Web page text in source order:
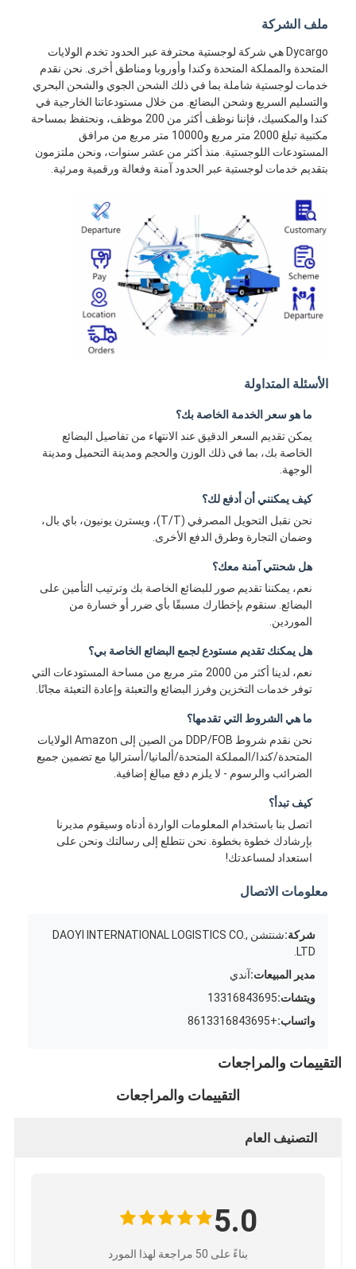
ملف الشركة
Dycargo هي شركة لوجستية محترفة عبر الحدود تخدم الولايات
المتحدة والمملكة المتحدة وكندا وأوروبا ومناطق أخرى. نحن نقدم
خدمات لوجستية شاملة بما في ذلك الشحن الجوي والشحن البحري
والتسليم السريع وشحن البضائع. من خلال مستودعاتنا الخارجية في
كندا والمكسيك، فإننا نوظف أكثر من 200 موظف، ونحتفظ بمساحة
مكتبية تبلغ 2000 متر مربع و10000 متر مربع من مرافق
المستودعات اللوجستية. منذ أكثر من عشر سنوات، ونحن ملتزمون
بتقديم خدمات لوجستية عبر الحدود آمنة وفعالة ورقمية ومرئية.
الأسئلة المتداولة
ما هو سعر الخدمة الخاصة بك؟
يمكن تقديم السعر الدقيق عند الانتهاء من تفاصيل البضائع
الخاصة بك، بما في ذلك الوزن والحجم ومدينة التحميل ومدينة
الوجهة.
كيف يمكنني أن أدفع لك؟
نحن نقبل التحويل المصرفي (T/T)، ويسترن يونيون، باي بال،
وضمان التجارة وطرق الدفع الأخرى.
هل شحنتي آمنة معك؟
نعم، يمكننا تقديم صور للبضائع الخاصة بك وترتيب التأمين على
البضائع. سنقوم بإخطارك مسبقًا بأي ضرر أو خسارة من
الموردين.
هل يمكنك تقديم مستودع لجمع البضائع الخاصة بي؟
نعم، لدينا أكثر من 2000 متر مربع من مساحة المستودعات التي
توفر خدمات التخزين وفرز البضائع والتعبئة وإعادة التعبئة مجانًا.
ما هي الشروط التي تقدمها؟
نحن نقدم شروط DDP/FOB من الصين إلى Amazon الولايات
المتحدة/كندا/المملكة المتحدة/ألمانيا/أستراليا مع تضمين جميع
الضرائب والرسوم - لا يلزم دفع مبالغ إضافية.
كيف تبدأ؟
اتصل بنا باستخدام المعلومات الواردة أدناه وسيقوم مديرنا
بإرشادك خطوة بخطوة. نحن نتطلع إلى رسالتك ونحن على
استعداد لمساعدتك!
معلومات الاتصال
شركة:
شنتشن DAOYI INTERNATIONAL LOGISTICS CO.,
LTD.
مدير المبيعات:آندي
ويتشات:13316843695
واتساب:+8613316843695
التقييمات والمراجعات
التقييمات والمراجعات
التصنيف العام
5.0
بناءً على 50 مراجعة لهذا المورد